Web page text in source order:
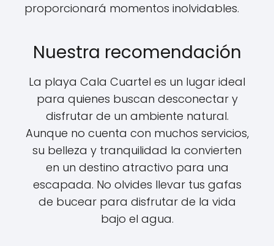
proporcionará momentos inolvidables.
Nuestra recomendación
La playa Cala Cuartel es un lugar ideal
para quienes buscan desconectar y
disfrutar de un ambiente natural.
Aunque no cuenta con muchos servicios,
su belleza y tranquilidad la convierten
en un destino atractivo para una
escapada. No olvides llevar tus gafas
de bucear para disfrutar de la vida
bajo el agua.